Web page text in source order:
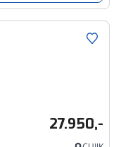
27.950,-